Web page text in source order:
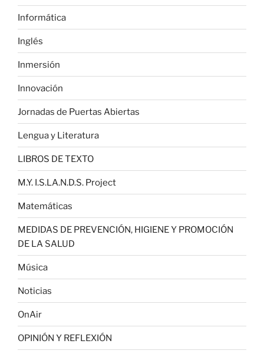
Informática
Inglés
Inmersión
Innovación
Jornadas de Puertas Abiertas
Lengua y Literatura
LIBROS DE TEXTO
M.Y. I.S.LA.N.D.S. Project
Matemáticas
MEDIDAS DE PREVENCIÓN, HIGIENE Y PROMOCIÓN
DE LA SALUD
Música
Noticias
OnAir
OPINIÓN Y REFLEXIÓN